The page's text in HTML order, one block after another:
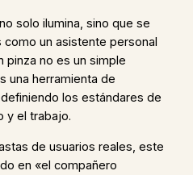
solo ilumina, sino que se
un asistente personal
pinza no es un simple
una herramienta de
los estándares de
y el trabajo.
de usuarios reales, este
en «el compañero